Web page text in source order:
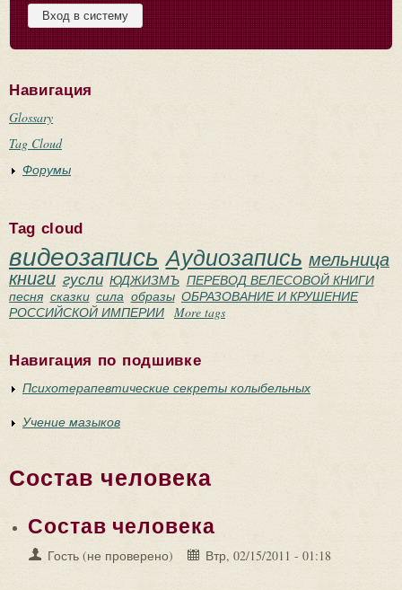
Навигация
Glossary
Tag Cloud
Форумы
Tag cloud
видеозапись Аудиозапись мельница
книги гусли ЮДЖИЗМЪ ПЕРЕВОД ВЕЛЕСОВОЙ КНИГИ
песня сказки сила образы ОБРАЗОВАНИЕ И КРУШЕНИЕ
РОССИЙСКОЙ ИМПЕРИИ More tags
Навигация по подшивке
Психотерапевтические секреты колыбельных
Учение мазыков
Состав человека
Состав человека
Гость (не проверено) Втр, 02/15/2011 - 01:18